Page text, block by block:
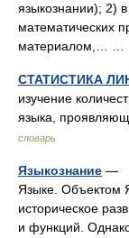
языкознании); 2)
математических
материалом,… …
СТАТИСТИКА
изучение
языка,
словарь
Языкознание —
Языке. Объектом
историческое
и функций.